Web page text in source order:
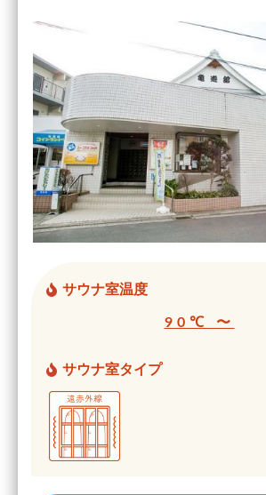
サウナ室温度
90℃ 〜
サウナ室タイプ